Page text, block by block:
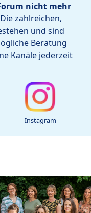
nicht mehr
zahlreichen,
und sind
Beratung
Kanäle jederzeit
Instagram